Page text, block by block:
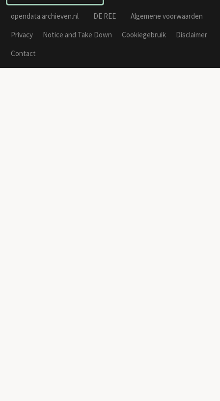
opendata.archieven.nl DE REE
Algemene voorwaarden
Privacy
Notice and Take Down Cookiegebruik
Disclaimer
Contact